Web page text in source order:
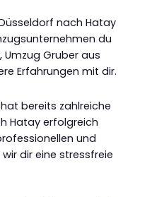
nach Hatay
du
Gruber aus
Erfahrungen mit dir.
bereits zahlreiche
Hatay erfolgreich
und
dir eine stressfreie